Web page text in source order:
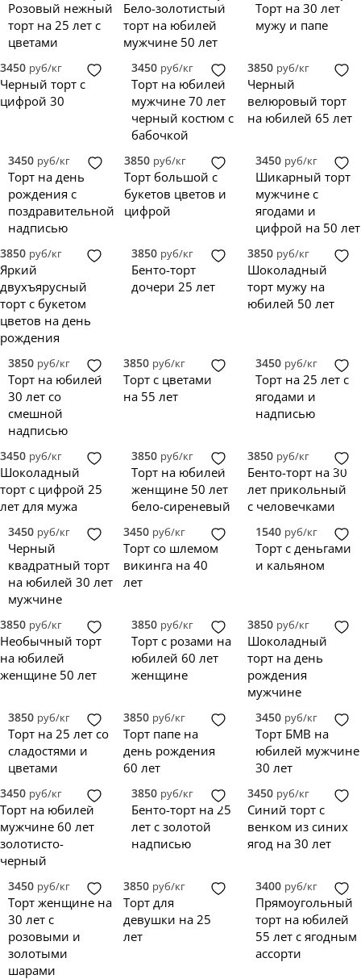
Новинки
4
5
фотопечать
надпись
голый торт
велюр
без мастики
сердце
Розовый нежный
торт на 25 лет с
цветами
Бело-золотистый
торт на юбилей
мужчине 50 лет
Торт на 30 лет
мужу и папе
3450 руб/кг
Черный торт с
цифрой 30
3450 руб/кг
Торт на юбилей
мужчине 70 лет
черный костюм с
бабочкой
3850 руб/кг
Черный
велюровый торт
на юбилей 65 лет
3450 руб/кг
Торт на день
рождения с
поздравительной
надписью
3850 руб/кг
Торт большой с
букетов цветов и
цифрой
3450 руб/кг
Шикарный торт
мужчине с
ягодами и
цифрой на 50 лет
3850 руб/кг
Яркий
двухъярусный
торт с букетом
цветов на день
рождения
3850 руб/кг
Бенто-торт
дочери 25 лет
3850 руб/кг
Шоколадный
торт мужу на
юбилей 50 лет
3850 руб/кг
Торт на юбилей
30 лет со
смешной
надписью
3850 руб/кг
Торт с цветами
на 55 лет
3450 руб/кг
Торт на 25 лет с
ягодами и
надписью
3450 руб/кг
Шоколадный
торт с цифрой 25
лет для мужа
3850 руб/кг
Торт на юбилей
женщине 50 лет
бело-сиреневый
3850 руб/кг
Бенто-торт на 30
лет прикольный
с человечками
3450 руб/кг
Черный
квадратный торт
на юбилей 30 лет
мужчине
3450 руб/кг
Торт со шлемом
викинга на 40
лет
1540 руб/кг
Торт с деньгами
и кальяном
3850 руб/кг
Необычный торт
на юбилей
женщине 50 лет
3850 руб/кг
Торт с розами на
юбилей 60 лет
женщине
3850 руб/кг
Шоколадный
торт на день
рождения
мужчине
3850 руб/кг
Торт на 25 лет со
сладостями и
цветами
3850 руб/кг
Торт папе на
день рождения
60 лет
3450 руб/кг
Торт БМВ на
юбилей мужчине
30 лет
3450 руб/кг
Торт на юбилей
мужчине 60 лет
золотисто-
черный
3850 руб/кг
Бенто-торт на 25
лет с золотой
надписью
3450 руб/кг
Синий торт с
венком из синих
ягод на 30 лет
3450 руб/кг
Торт женщине на
30 лет с
розовыми и
золотыми
шарами
3850 руб/кг
Торт для
девушки на 25
лет
3400 руб/кг
Прямоугольный
торт на юбилей
55 лет с ягодным
ассорти